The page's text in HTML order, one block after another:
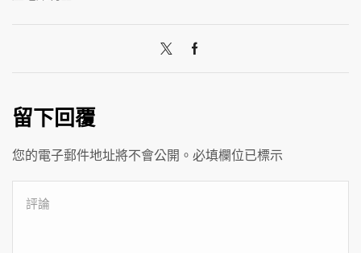
留下回覆
您的電子郵件地址將不會公開。必填欄位已標示